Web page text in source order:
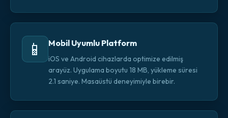
📱 Mobil Uyumlu Platform
iOS ve Android cihazlarda optimize edilmiş
arayüz. Uygulama boyutu 18 MB, yükleme süresi
2.1 saniye. Masaüstü deneyimiyle birebir.